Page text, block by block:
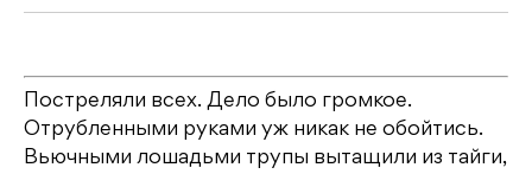
Постреляли всех. Дело было громкое.
Отрубленными руками уж никак не обойтись.
Вьючными лошадьми трупы вытащили из тайги,